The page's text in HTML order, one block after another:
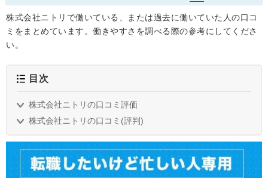
株式会社ニトリで働いている、または過去に働いていた人の口コ
ミをまとめています。働きやすさを調べる際の参考にしてくださ
い。
目次
株式会社ニトリの口コミ評価
株式会社ニトリの口コミ(評判)